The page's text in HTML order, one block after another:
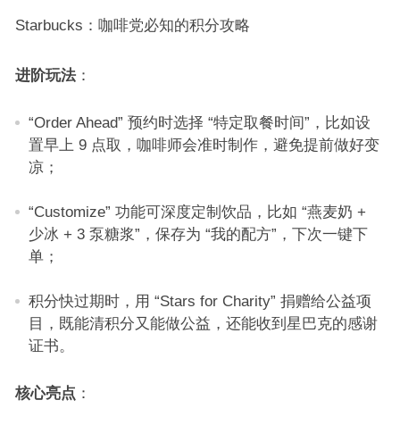
Starbucks：咖啡党必知的积分攻略​
进阶玩法：​
“Order Ahead” 预约时选择 “特定取餐时间”，比如设
置早上 9 点取，咖啡师会准时制作，避免提前做好变
凉；​
“Customize” 功能可深度定制饮品，比如 “燕麦奶 +
少冰 + 3 泵糖浆”，保存为 “我的配方”，下次一键下
单；​
积分快过期时，用 “Stars for Charity” 捐赠给公益项
目，既能清积分又能做公益，还能收到星巴克的感谢
证书。​
核心亮点 ：​